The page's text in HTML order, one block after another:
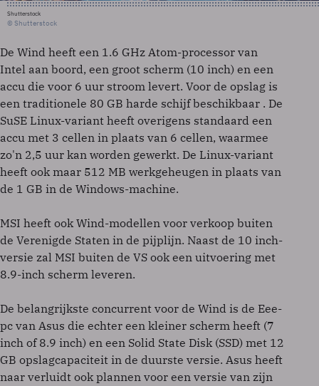
Shutterstock
© Shutterstock
De Wind heeft een 1.6 GHz Atom-processor van
Intel aan boord, een groot scherm (10 inch) en een
accu die voor 6 uur stroom levert. Voor de opslag is
een traditionele 80 GB harde schijf beschikbaar . De
SuSE Linux-variant heeft overigens standaard een
accu met 3 cellen in plaats van 6 cellen, waarmee
zo'n 2,5 uur kan worden gewerkt. De Linux-variant
heeft ook maar 512 MB werkgeheugen in plaats van
de 1 GB in de Windows-machine.
MSI heeft ook Wind-modellen voor verkoop buiten
de Verenigde Staten in de pijplijn. Naast de 10 inch-
versie zal MSI buiten de VS ook een uitvoering met
8.9-inch scherm leveren.
De belangrijkste concurrent voor de Wind is de Eee-
pc van Asus die echter een kleiner scherm heeft (7
inch of 8.9 inch) en een Solid State Disk (SSD) met 12
GB opslagcapaciteit in de duurste versie. Asus heeft
naar verluidt ook plannen voor een versie van zijn